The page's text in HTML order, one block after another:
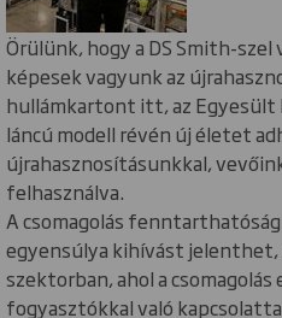
Örülünk, hogy a DS Smith-
képesek vagyunk az
hullámkartont itt, az Egyesült
láncú modell révén új életet
újrahasznosításunkkal,
felhasználva.
A csomagolás
egyensúlya kihívást jelenthet,
szektorban, ahol a
fogyasztókkal való